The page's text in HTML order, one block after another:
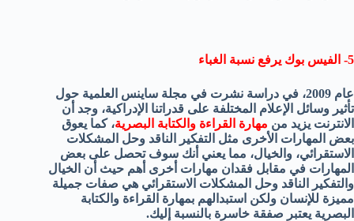
5- الفيس بوك يرفع نسبة الغباء
عام 2009، في دراسة نشرت في مجلة ساينس العلمية حول
تأثير وسائل الإعلام المختلفة على قدراتنا الإدراكية، وجد أن
الانترنت يزيد من مهارة القراءة والكتابة البصرية، كما يعوق
بعض المهارات الأخرى مثل التفكير الناقد وحل المشكلات
الاستقرائي، والخيال، مما يعني أنك سوف تحصل على بعض
المهارات في مقابل فقدان مهارات أخرى أهم حيث أن الخيال
والتفكير الناقد وحل المشكلات الاستقرائي هي صفات جميلة
مميزة للإنسان ولكن استبدالهم بمهارة القراءة والكتابة
البصرية يعتبر صفقة خاسرة بالنسبة إليك.